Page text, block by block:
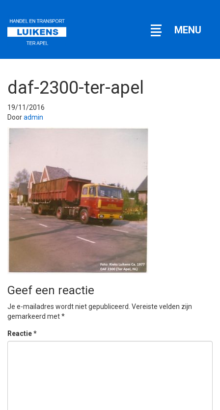
Open
MENU
daf-2300-ter-apel
19/11/2016
Dooradmin
Geef een reactie
Je e-mailadres wordt niet gepubliceerd. Vereiste velden zijn
gemarkeerd met*
Reactie*